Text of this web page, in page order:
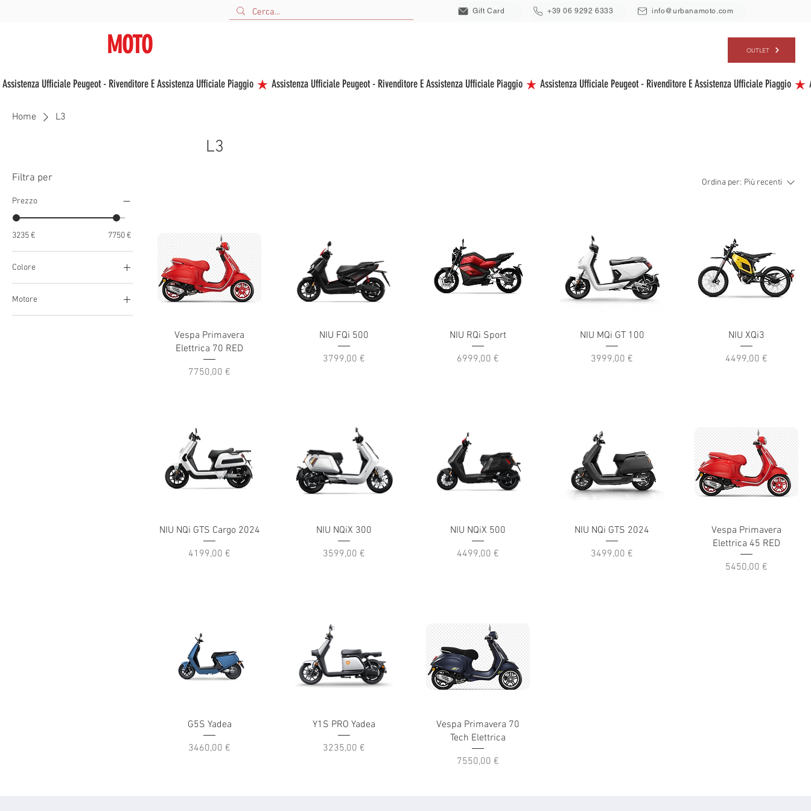
Gift Card +39 06 9292 6333 info@urbanamoto.com
MOTO OUTLET
Assistenza Ufficiale Peugeot - Rivenditore E Assistenza Ufficiale Piaggio
Home L3
L3
Filtra per
Prezzo
3235 € 7750 €
Colore
Motore
45
Ordina per: Più recenti
Vespa Primavera
Elettrica 70 RED
Prezzo
7750,00 €
NIU FQi 500
Prezzo
3799,00 €
NIU RQi Sport
Prezzo
6999,00 €
NIU MQi GT 100
Prezzo
3999,00 €
NIU XQi3
Prezzo
4499,00 €
NIU NQi GTS Cargo 2024
Prezzo
4199,00 €
NIU NQiX 300
Prezzo
3599,00 €
NIU NQiX 500
Prezzo
4499,00 €
NIU NQi GTS 2024
Prezzo
3499,00 €
Vespa Primavera
Elettrica 45 RED
Prezzo
5450,00 €
G5S Yadea
Prezzo
3460,00 €
Y1S PRO Yadea
Prezzo
3235,00 €
Vespa Primavera 70
Tech Elettrica
Prezzo
7550,00 €